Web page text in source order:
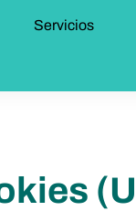
Servicios